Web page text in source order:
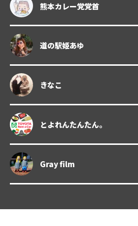
熊本カレー党党首
道の駅姫あゆ
きなこ
とよれんたんたん。
Gray film